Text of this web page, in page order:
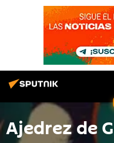
Ajedrez de